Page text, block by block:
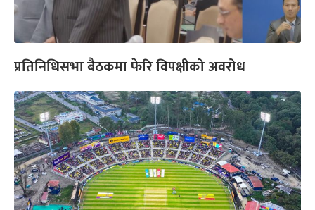
प्रतिनिधिसभा बैठकमा फेरि विपक्षीको अवरोध